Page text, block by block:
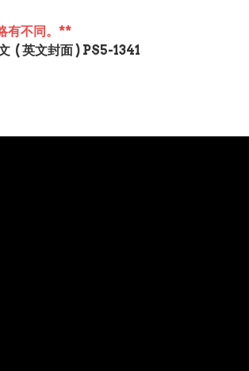
有不同。**
( 英文封面 ) PS5-1341